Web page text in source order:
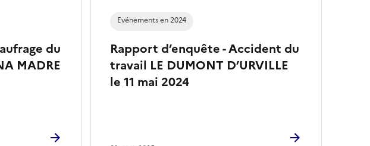
du
MADRE
Rapport d’enquête - Accident du
travail LE DUMONT D’URVILLE
le 11 mai 2024
Evénements en 2024